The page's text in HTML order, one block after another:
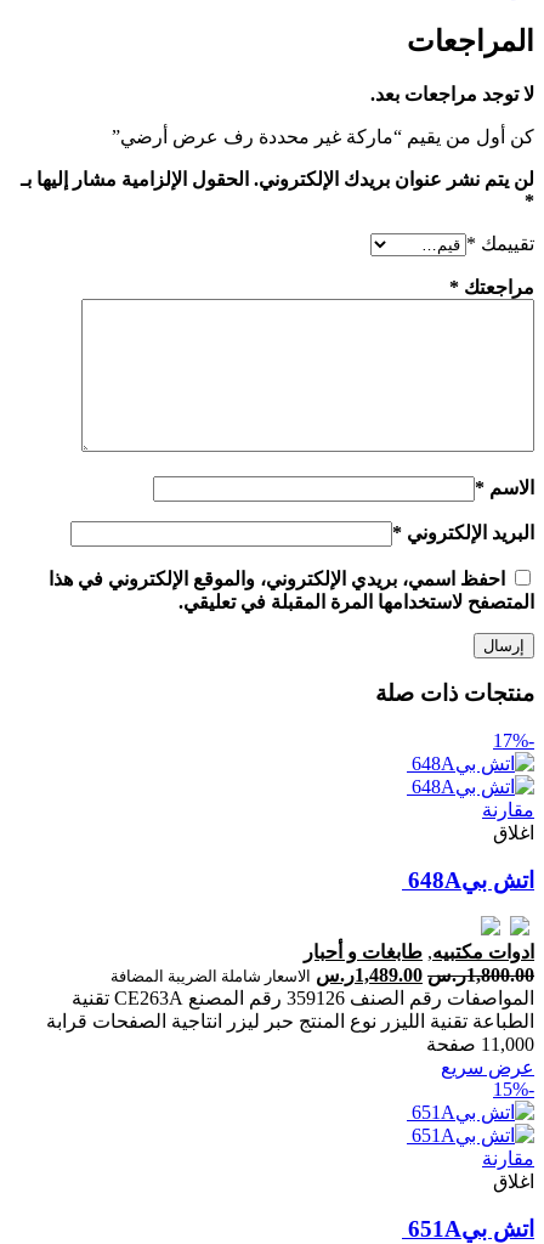
المراجعات
لا توجد مراجعات بعد.
كن أول من يقيم “‎‎ماركة غير محددة‎‎ ‎رف عرض أرضي‎”
لن يتم نشر عنوان بريدك الإلكتروني. الحقول الإلزامية مشار إليها بـ
*
تقييمك *
مراجعتك *
الاسم *
البريد الإلكتروني *
احفظ اسمي، بريدي الإلكتروني، والموقع الإلكتروني في هذا
المتصفح لاستخدامها المرة المقبلة في تعليقي.
منتجات ذات صلة
-17%
مقارنة
اغلاق
ادوات مكتبيه, طابغات و أحبار
1,800.00ر.س 1,489.00ر.س الاسعار شاملة الضريبة المضافة
المواصفات رقم الصنف 359126 رقم المصنع CE263A تقنية
الطباعة تقنية الليزر نوع المنتج حبر ليزر انتاجية الصفحات ‎قرابة
11,000 صفحة‎
عرض سريع
-15%
مقارنة
اغلاق